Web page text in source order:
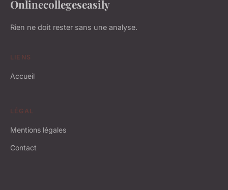
Onlinecollegeseasily
Rien ne doit rester sans une analyse.
LIENS
Accueil
LÉGAL
Mentions légales
Contact